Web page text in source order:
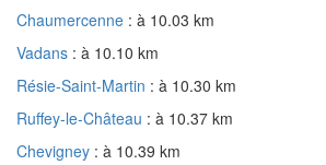
Chaumercenne : à 10.03 km
Vadans : à 10.10 km
Résie-Saint-Martin : à 10.30 km
Ruffey-le-Château : à 10.37 km
Chevigney : à 10.39 km